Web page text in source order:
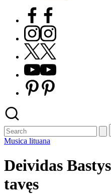
Facebook
Instagram
X
Youtube
Pinterest
Posted
Musica lituana
Deividas
tavęs